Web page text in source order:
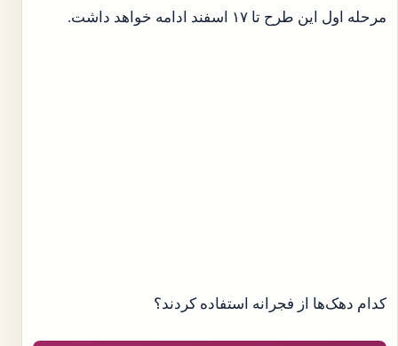
مرحله اول این طرح تا ۱۷ اسفند ادامه خواهد داشت.
کدام دهک‌ها از فجرانه استفاده کردند؟